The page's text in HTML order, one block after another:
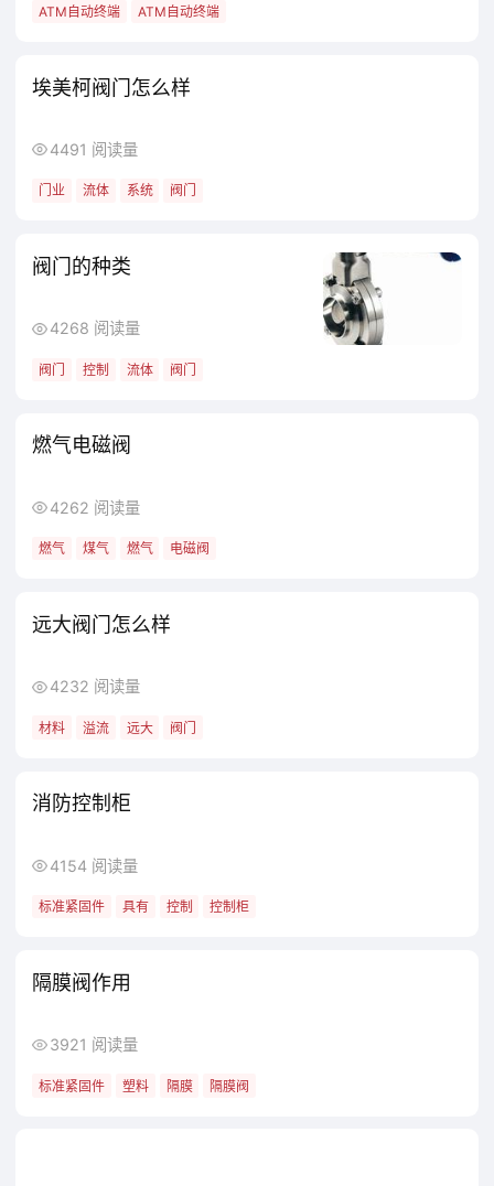
ATM自动终端 ATM自动终端
埃美柯阀门怎么样
4491 阅读量
门业 流体 系统 阀门
阀门的种类
4268 阅读量
阀门 控制 流体 阀门
燃气电磁阀
4262 阅读量
燃气 煤气 燃气 电磁阀
远大阀门怎么样
4232 阅读量
材料 溢流 远大 阀门
消防控制柜
4154 阅读量
标准紧固件 具有 控制 控制柜
隔膜阀作用
3921 阅读量
标准紧固件 塑料 隔膜 隔膜阀